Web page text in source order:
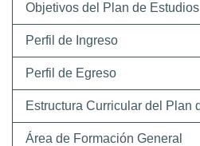
Objetivos del Plan de Estudios
Perfil de Ingreso
Perfil de Egreso
Estructura Curricular del Plan
Área de Formación General